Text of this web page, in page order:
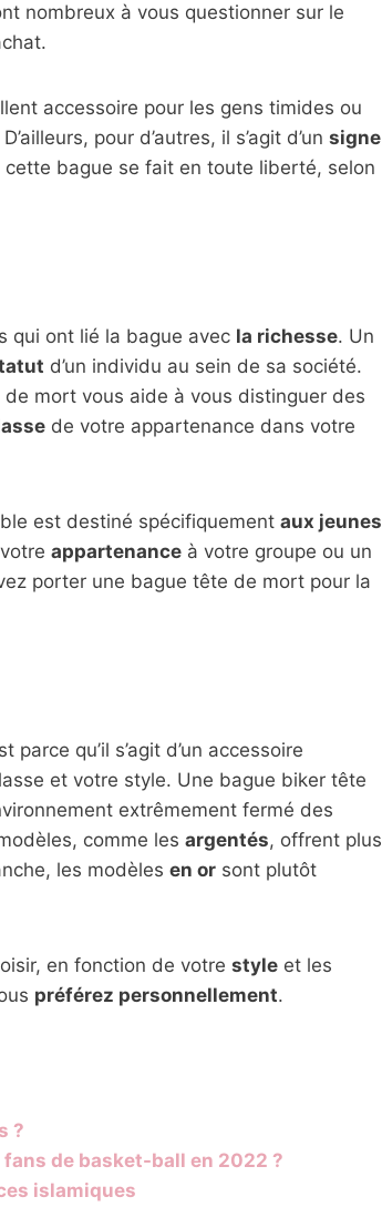
nombreux à vous questionner sur le
accessoire pour les gens timides ou
D’ailleurs, pour d’autres, il s’agit d’un signe
bague se fait en toute liberté, selon
qui ont lié la bague avec la richesse. Un
d’un individu au sein de sa société.
mort vous aide à vous distinguer des
de votre appartenance dans votre
est destiné spécifiquement aux jeunes
appartenance à votre groupe ou un
porter une bague tête de mort pour la
qu’il s’agit d’un accessoire
et votre style. Une bague biker tête
extrêmement fermé des
comme les argentés, offrent plus
les modèles en or sont plutôt
en fonction de votre style et les
préférez personnellement.
?
de basket-ball en 2022 ?
islamiques